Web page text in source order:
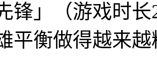
锋」（游戏时
平衡做得越来